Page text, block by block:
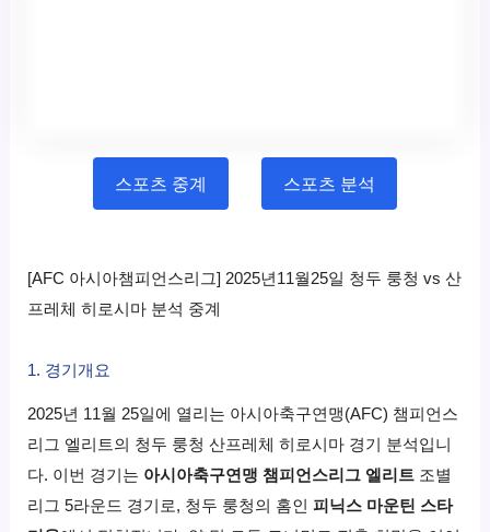
스포츠 중계 스포츠 분석
[AFC 아시아챔피언스리그] 2025년11월25일 청두 룽청 vs 산
프레체 히로시마 분석 중계
1. 경기개요
2025년 11월 25일에 열리는 아시아축구연맹(AFC) 챔피언스
리그 엘리트의 청두 룽청 산프레체 히로시마 경기 분석입니
다. 이번 경기는 아시아축구연맹 챔피언스리그 엘리트 조별
리그 5라운드 경기로, 청두 룽청의 홈인피닉스 마운틴 스타